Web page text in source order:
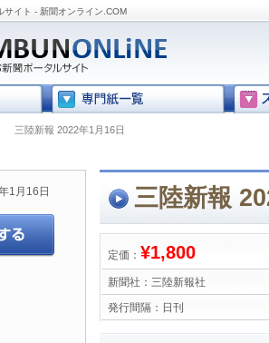
サイト - 新聞オンライン.COM
三陸新報 2022年1月16日
三陸新報
定価： ¥1,800
新聞社： 三陸新報社
発行間隔： 日刊